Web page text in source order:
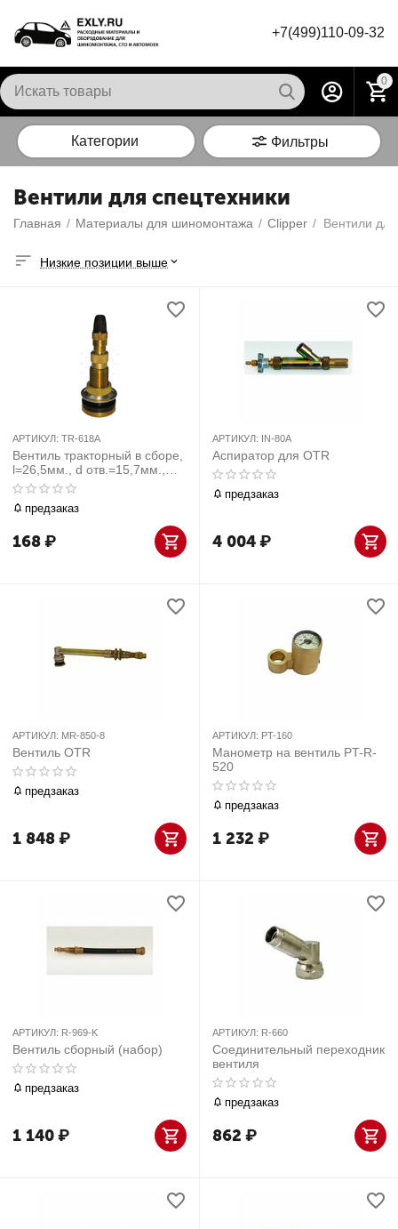
+7(499)110-09-32
0
Категории Фильтры
Вентили для спецтехники
Главная / Материалы для шиномонтажа / Сlipper / Вентили
Низкие позиции выше
АРТИКУЛ: TR-618A
Вентиль тракторный в сборе,
l=26,5мм., d отв.=15,7мм.,
1шт.
предзаказ
168₽
АРТИКУЛ: IN-80A
Аспиратор для OTR
предзаказ
4 004₽
АРТИКУЛ: MR-850-8
Вентиль OTR
предзаказ
1 848₽
АРТИКУЛ: PT-160
Манометр на вентиль PT-R-
520
предзаказ
1 232 ₽
АРТИКУЛ: R-969-K
Вентиль сборный (набор)
предзаказ
1 140₽
АРТИКУЛ: R-660
Соединительный переходник
вентиля
предзаказ
862 ₽